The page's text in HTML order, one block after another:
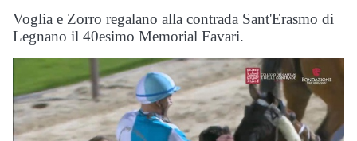
Voglia e Zorro regalano alla contrada Sant'Erasmo di
Legnano il 40esimo Memorial Favari.